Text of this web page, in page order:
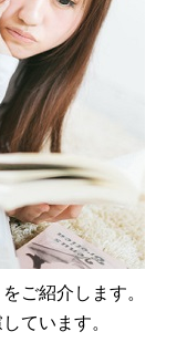
ご紹介します。
ています。